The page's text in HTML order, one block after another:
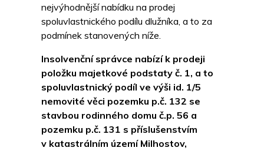
nejvýhodnější nabídku na prodej
spoluvlastnického podílu dlužníka, a to za
podmínek stanovených níže.
Insolvenční správce nabízí k prodeji
položku majetkové podstaty č. 1, a to
spoluvlastnický podíl ve výši id. 1/5
nemovité věci pozemku p.č. 132 se
stavbou rodinného domu č.p. 56 a
pozemku p.č. 131 s příslušenstvím
v katastrálním území Milhostov,